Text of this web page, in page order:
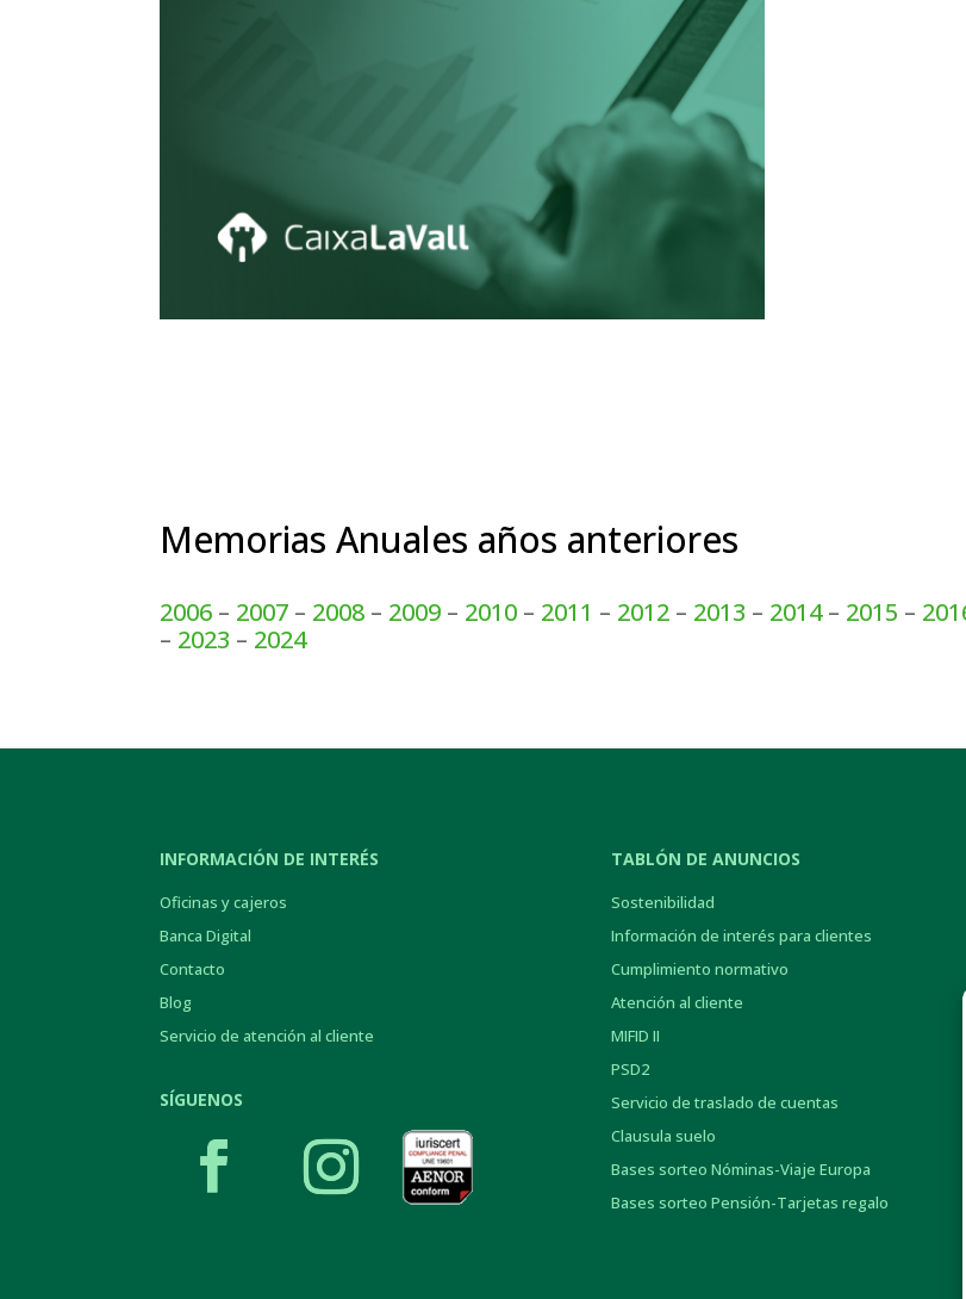
Memorias Anuales años anteriores
2006 – 2007 – 2008 – 2009 – 2010 – 2011 – 2012 – 2013 – 2014– 2015 –
– 2023 – 2024
INFORMACIÓN DE INTERÉS
Oficinas y cajeros
Banca Digital
Contacto
Blog
Servicio de atención al cliente
SÍGUENOS
TABLÓN DE ANUNCIOS
Sostenibilidad
Información de interés para clientes
Cumplimiento normativo
Atención al cliente
MIFID II
PSD2
Servicio de traslado de cuentas
Clausula suelo
Bases sorteo Nóminas-Viaje Europa
Bases sorteo Pensión-Tarjetas regalo